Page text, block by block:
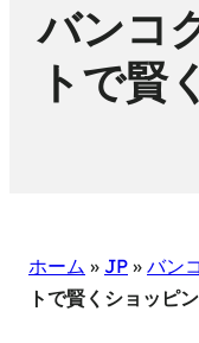
バンコ
トで賢
ホーム » JP » バン
トで賢くショッピ